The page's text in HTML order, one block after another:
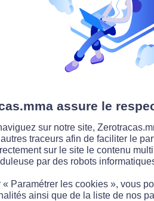
assure le
sur notre site,
traceurs afin de faciliter le
sur le site le contenu
par des robots
« Paramétrer les cookies », vous
ainsi que de la liste de nos